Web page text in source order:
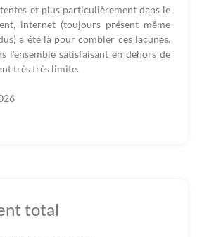
et plus particulièrement dans le
internet (toujours présent même
a été là pour combler ces lacunes.
l'ensemble satisfaisant en dehors de
très très limite.
total